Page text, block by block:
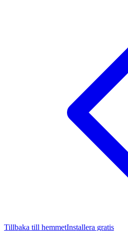
Tillbaka till hemmetInstallera gratis